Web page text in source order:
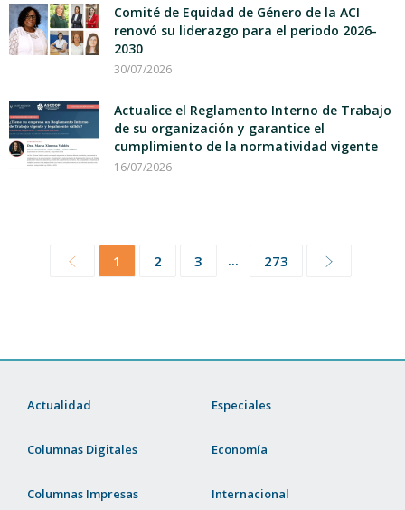
Comité de Equidad de Género de la ACI
renovó su liderazgo para el periodo 2026-
2030
30/07/2026
Actualice el Reglamento Interno de Trabajo
de su organización y garantice el
cumplimiento de la normatividad vigente
16/07/2026
1 2 3 ... 273
Actualidad
Columnas Digitales
Columnas Impresas
Especiales
Economía
Internacional